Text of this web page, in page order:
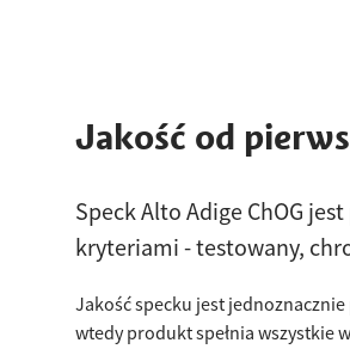
Jakość od
Speck Alto Adige ChOG
kryteriami - testowany,
Jakość specku jest
wtedy produkt spełnia wszystkie